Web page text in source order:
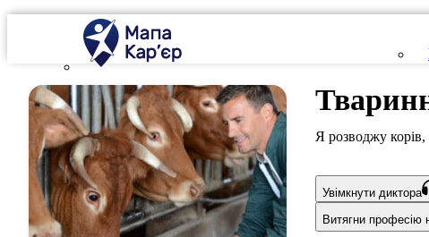
Я розводжу
Увімкнути диктора
Витягни професію